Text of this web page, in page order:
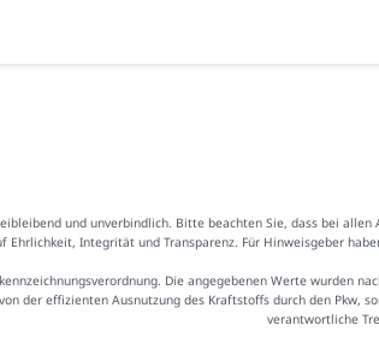
und unverbindlich. Bitte beachten Sie, dass bei
Ehrlichkeit, Integrität und Transparenz. Für Hinweisgeber
Die angegebenen Werte wurden
der effizienten Ausnutzung des Kraftstoffs durch den
verantwortliche